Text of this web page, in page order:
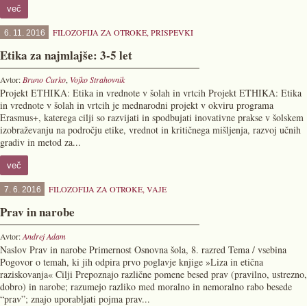
več
6. 11. 2016 FILOZOFIJA ZA OTROKE, PRISPEVKI
Etika za najmlajše: 3-5 let
Avtor: Bruno Ćurko, Vojko Strahovnik
Projekt ETHIKA: Etika in vrednote v šolah in vrtcih Projekt ETHIKA: Etika
in vrednote v šolah in vrtcih je mednarodni projekt v okviru programa
Erasmus+, katerega cilji so razvijati in spodbujati inovativne prakse v šolskem
izobraževanju na področju etike, vrednot in kritičnega mišljenja, razvoj učnih
gradiv in metod za...
več
7. 6. 2016 FILOZOFIJA ZA OTROKE, VAJE
Prav in narobe
Avtor:Andrej Adam
Naslov Prav in narobe Primernost Osnovna šola, 8. razred Tema / vsebina
Pogovor o temah, ki jih odpira prvo poglavje knjige »Liza in etična
raziskovanja« Cilji Prepoznajo različne pomene besed prav (pravilno, ustrezno,
dobro) in narobe; razumejo razliko med moralno in nemoralno rabo besede
“prav”; znajo uporabljati pojma prav...